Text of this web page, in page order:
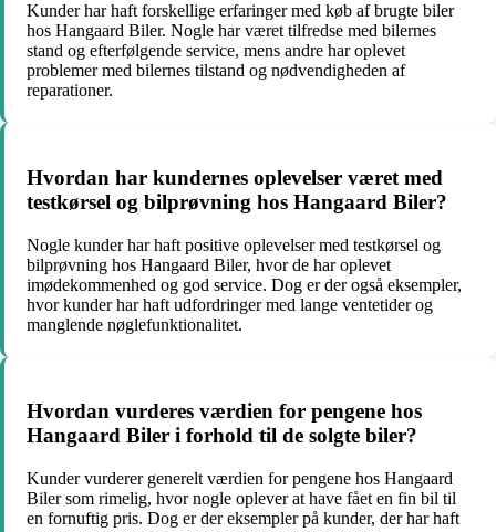
Kunder har haft forskellige erfaringer med køb af brugte biler
hos Hangaard Biler. Nogle har været tilfredse med bilernes
stand og efterfølgende service, mens andre har oplevet
problemer med bilernes tilstand og nødvendigheden af
reparationer.
Hvordan har kundernes oplevelser været med
testkørsel og bilprøvning hos Hangaard Biler?
Nogle kunder har haft positive oplevelser med testkørsel og
bilprøvning hos Hangaard Biler, hvor de har oplevet
imødekommenhed og god service. Dog er der også eksempler,
hvor kunder har haft udfordringer med lange ventetider og
manglende nøglefunktionalitet.
Hvordan vurderes værdien for pengene hos
Hangaard Biler i forhold til de solgte biler?
Kunder vurderer generelt værdien for pengene hos Hangaard
Biler som rimelig, hvor nogle oplever at have fået en fin bil til
en fornuftig pris. Dog er der eksempler på kunder, der har haft